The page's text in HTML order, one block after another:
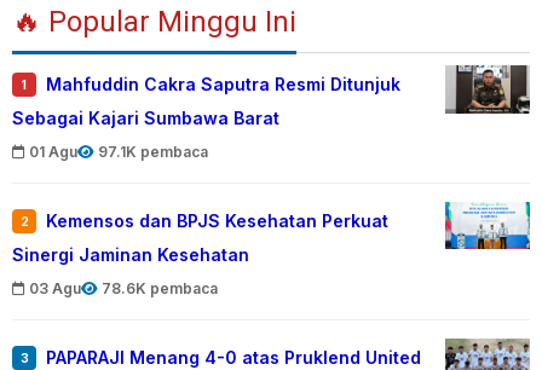
🔥 Popular Minggu Ini
1
Mahfuddin Cakra Saputra Resmi Ditunjuk
Sebagai Kajari Sumbawa Barat
01 Agu 97.1K pembaca
2
Kemensos dan BPJS Kesehatan Perkuat
Sinergi Jaminan Kesehatan
03 Agu 78.6K pembaca
3
PAPARAJI Menang 4-0 atas Pruklend United